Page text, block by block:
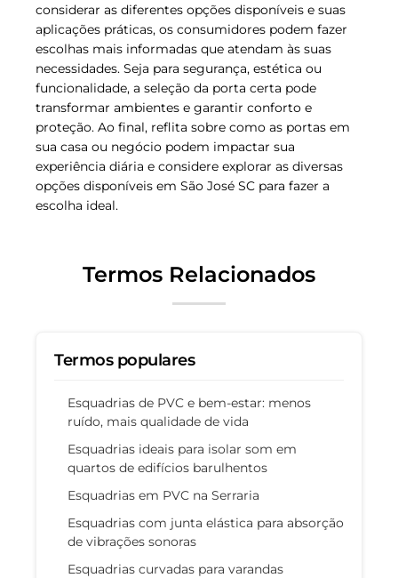
considerar as diferentes opções disponíveis e suas
aplicações práticas, os consumidores podem fazer
escolhas mais informadas que atendam às suas
necessidades. Seja para segurança, estética ou
funcionalidade, a seleção da porta certa pode
transformar ambientes e garantir conforto e
proteção. Ao final, reflita sobre como as portas em
sua casa ou negócio podem impactar sua
experiência diária e considere explorar as diversas
opções disponíveis em São José SC para fazer a
escolha ideal.
Termos Relacionados
Termos populares
Esquadrias de PVC e bem-estar: menos
ruído, mais qualidade de vida
Esquadrias ideais para isolar som em
quartos de edifícios barulhentos
Esquadrias em PVC na Serraria
Esquadrias com junta elástica para absorção
de vibrações sonoras
Esquadrias curvadas para varandas